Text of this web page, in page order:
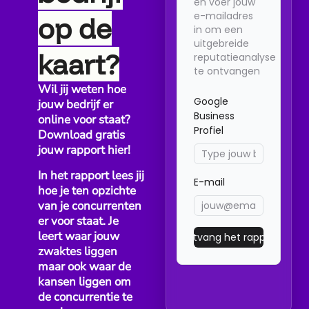
Waarom doorlopend om reviews vragen beter werkt dan...
BEDRIJFSBEHEER BEDRIJFSGROEI BEDRIJFSMARKETING
Wanneer is TikToon interessant voor
kleine bedrijven?
Voor veel kleine bedrijven zijn Google reviews belangrijk,...
op de
kaart?
Wil jij weten hoe
jouw bedrijf er
online voor staat?
Download gratis
jouw rapport hier!
In het rapport lees jij
hoe je ten opzichte
van je concurrenten
er voor staat. Je
leert waar jouw
zwaktes liggen
maar ook waar de
kansen liggen om
de concurrentie te